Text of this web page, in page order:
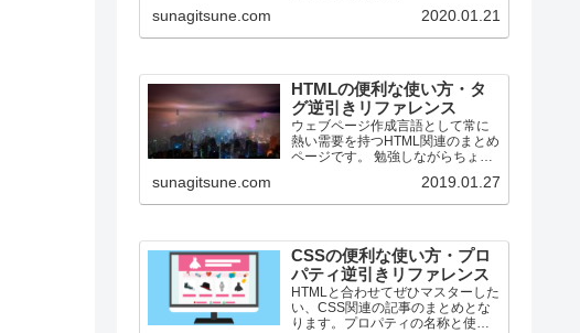
sunagitsune.com 2020.01.21
HTMLの便利な使い方・タ
グ逆引きリファレンス
ウェブページ作成言語として常に
熱い需要を持つHTML関連のまとめ
ページです。 勉強しながらちょっ
sunagitsune.com 2019.01.27
CSSの便利な使い方・プロ
パティ逆引きリファレンス
HTMLと合わせてぜひマスターした
い、CSS関連の記事のまとめとな
ります。プロパティの名称と使用